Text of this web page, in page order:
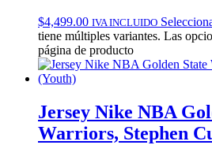
$4,499.00 IVA INCLUIDO
tiene múltiples variantes. Las
página de producto
Jersey Nike NBA
Warriors, Stephen